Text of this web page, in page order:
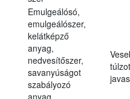
Emulgeálósó,
emulgeálószer,
kelátképző
anyag,
nedvesítőszer,
savanyúságot
szabályozó
anyag,